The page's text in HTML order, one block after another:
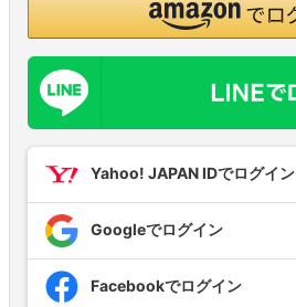
Yahoo! JAPAN IDでログイン
Googleでログイン
Facebookでログイン